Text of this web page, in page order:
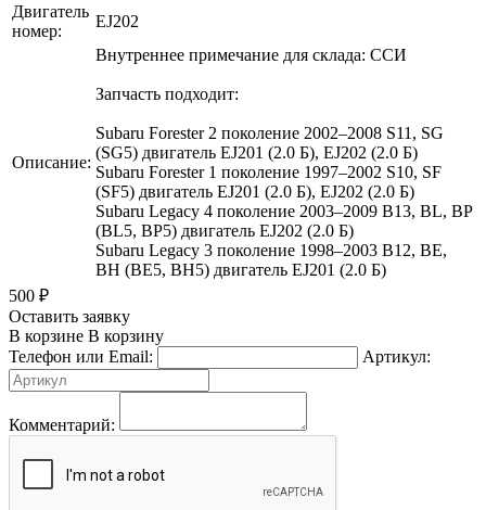
Двигатель
номер:
EJ202
Описание:
Внутреннее примечание для склада: ССИ
Запчасть подходит:
Subaru Forester 2 поколение 2002–2008 S11, SG
(SG5) двигатель EJ201 (2.0 Б), EJ202 (2.0 Б)
Subaru Forester 1 поколение 1997–2002 S10, SF
(SF5) двигатель EJ201 (2.0 Б), EJ202 (2.0 Б)
Subaru Legacy 4 поколение 2003–2009 B13, BL, BP
(BL5, BP5) двигатель EJ202 (2.0 Б)
Subaru Legacy 3 поколение 1998–2003 B12, BE,
BH (BE5, BH5) двигатель EJ201 (2.0 Б)
500 ₽
Оставить заявку
В корзине В корзину
Телефон или Email:
Артикул:
Комментарий: